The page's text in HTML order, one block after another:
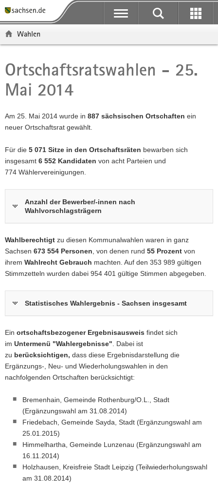
t
ü
e
g
r
i
f
e
e
v
i
g
a
t
n
v
g
a
i
o
n
p
n
a
t
t
-
e
e
i
h
Wahlen
Hauptinhalt
Ortschaftsratswahlen - 25.
Mai 2014
Am 25. Mai 2014 wurde in 887 sächsischen Ortschaften ein
neuer Ortschaftsrat gewählt.
Für die 5 071 Sitze in den Ortschaftsräten bewarben sich
insgesamt 6 552 Kandidaten von acht Parteien und
774 Wählervereinigungen.
Anzahl der Bewerber/-innen nach
Wahlvorschlagsträgern
Wahlberechtigt zu diesen Kommunalwahlen waren in ganz
Sachsen 673 554 Personen , von denen rund 55 Prozent von
ihrem Wahlrecht Gebrauch machten. Auf den 353 989 gültigen
Stimmzetteln wurden dabei 954 401 gültige Stimmen abgegeben.
Statistisches Wahlergebnis - Sachsen insgesamt
Ein ortschaftsbezogener Ergebnisausweis findet sich
im Untermenü "Wahlergebnisse" . Dabei ist
zu berücksichtigen, dass diese Ergebnisdarstellung die
Ergänzungs-, Neu- und Wiederholungswahlen in den
nachfolgenden Ortschaften berücksichtigt:
Bremenhain, Gemeinde Rothenburg/O.L., Stadt
(Ergänzungswahl am 31.08.2014)
Friedebach, Gemeinde Sayda, Stadt (Ergänzungswahl am
25.01.2015)
Himmelhartha, Gemeinde Lunzenau (Ergänzungswahl am
16.11.2014)
Holzhausen, Kreisfreie Stadt Leipzig (Teilwiederholungswahl
am 31.08.2014)